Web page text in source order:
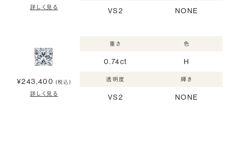
詳しく見る VS2 NONE
¥243,400 (税込)
詳しく見る
重さ
0.74ct
色
H
透明度
VS2
輝き
NONE